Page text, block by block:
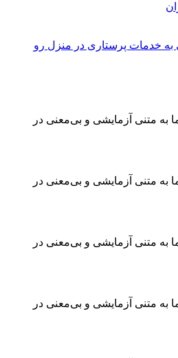
به خدمات پرستاری در منزل رو
به متنی آزمایشی و بی‌معنی در
به متنی آزمایشی و بی‌معنی در
به متنی آزمایشی و بی‌معنی در
به متنی آزمایشی و بی‌معنی در